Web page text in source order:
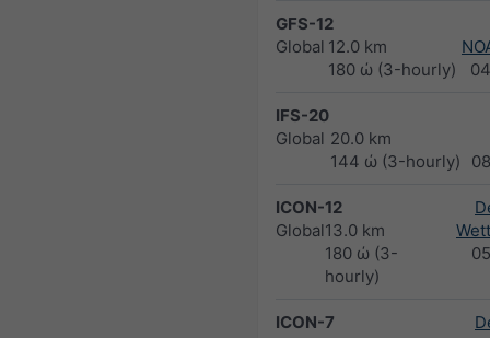
GFS-12
Global 12.0 km
180 ώ (3-hourly)
IFS-20
Global 20.0 km
144 ώ (3-hourly)
ICON-12
Global13.0 km
180 ώ (3-
hourly)
ICON-7